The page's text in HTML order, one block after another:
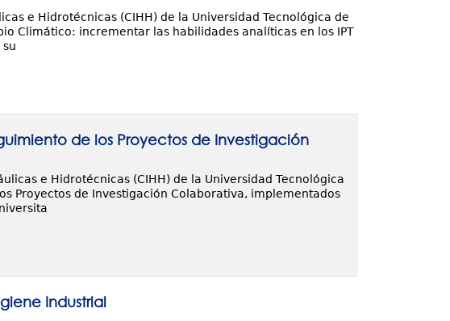
e Hidrotécnicas (CIHH) de la Universidad Tecnológica de
Climático: incrementar las habilidades analíticas en los IPT
de los Proyectos de Investigación
e Hidrotécnicas (CIHH) de la Universidad Tecnológica
Proyectos de Investigación Colaborativa, implementados
Industrial